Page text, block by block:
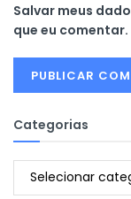
Salvar meus
que eu comentar.
Categorias
Categorias